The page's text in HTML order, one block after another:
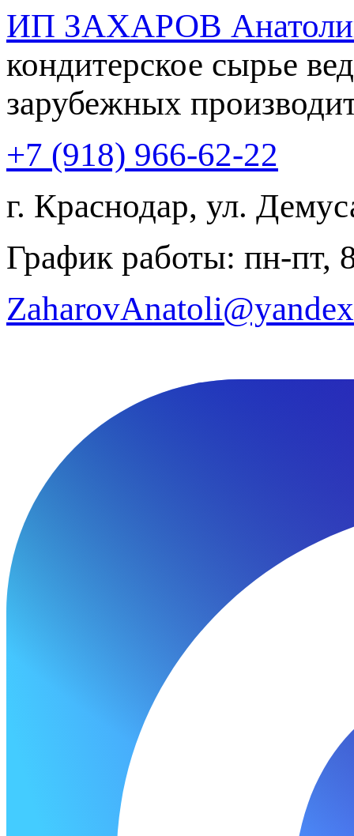
ИП ЗАХАРОВ
кондитерское сырье
зарубежных
+7 (918) 966-62-22
г. Краснодар, ул.
График работы: пн-пт,